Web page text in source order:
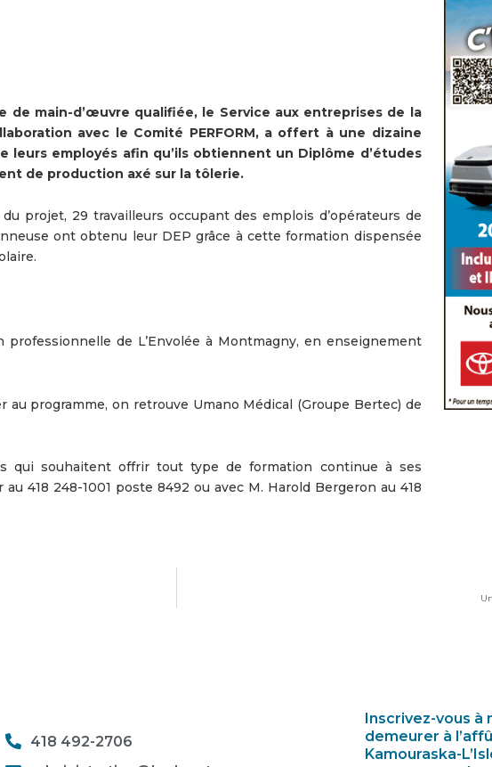
de main-d’œuvre qualifiée, le Service aux entreprises de la
avec le Comité PERFORM, a offert à une dizaine
leurs employés afin qu’ils obtiennent un Diplôme d’études
de production axé sur la tôlerie.
projet, 29 travailleurs occupant des emplois d’opérateurs de
ont obtenu leur DEP grâce à cette formation dispensée
de L’Envolée à Montmagny, en enseignement
programme, on retrouve Umano Médical (Groupe Bertec) de
qui souhaitent offrir tout type de formation continue à ses
418 248-1001 poste 8492 ou avec M. Harold Bergeron au 418
418 492-2706
Inscrivez-vous
demeurer à
Kamouraska-